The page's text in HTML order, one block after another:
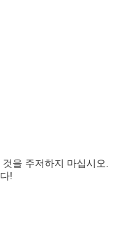
을 주저하지 마십시오.
!